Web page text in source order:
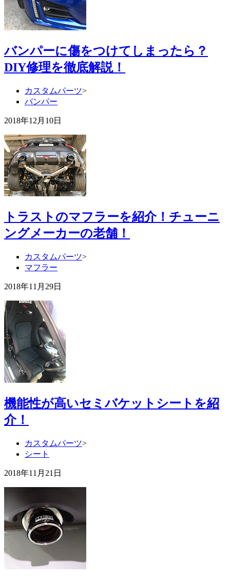
バンパーに傷をつけてしまったら？
DIY修理を徹底解説！
カスタムパーツ>
バンパー
2018年12月10日
トラストのマフラーを紹介！チューニ
ングメーカーの老舗！
カスタムパーツ>
マフラー
2018年11月29日
機能性が高いセミバケットシートを紹
介！
カスタムパーツ>
シート
2018年11月21日